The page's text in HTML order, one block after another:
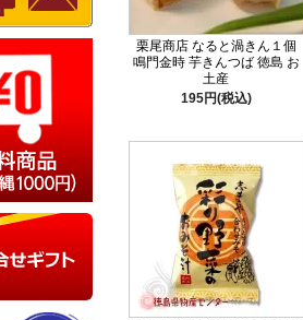
栗尾商店 なると渦きん１個
鳴門金時 芋きんつば 徳島 お
土産
195円(税込)